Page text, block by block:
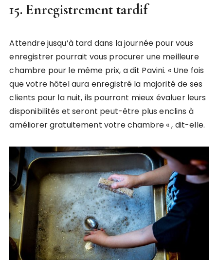
15. Enregistrement tardif
Attendre jusqu’à tard dans la journée pour vous
enregistrer pourrait vous procurer une meilleure
chambre pour le même prix, a dit Pavini. « Une fois
que votre hôtel aura enregistré la majorité de ses
clients pour la nuit, ils pourront mieux évaluer leurs
disponibilités et seront peut-être plus enclins à
améliorer gratuitement votre chambre « , dit-elle.